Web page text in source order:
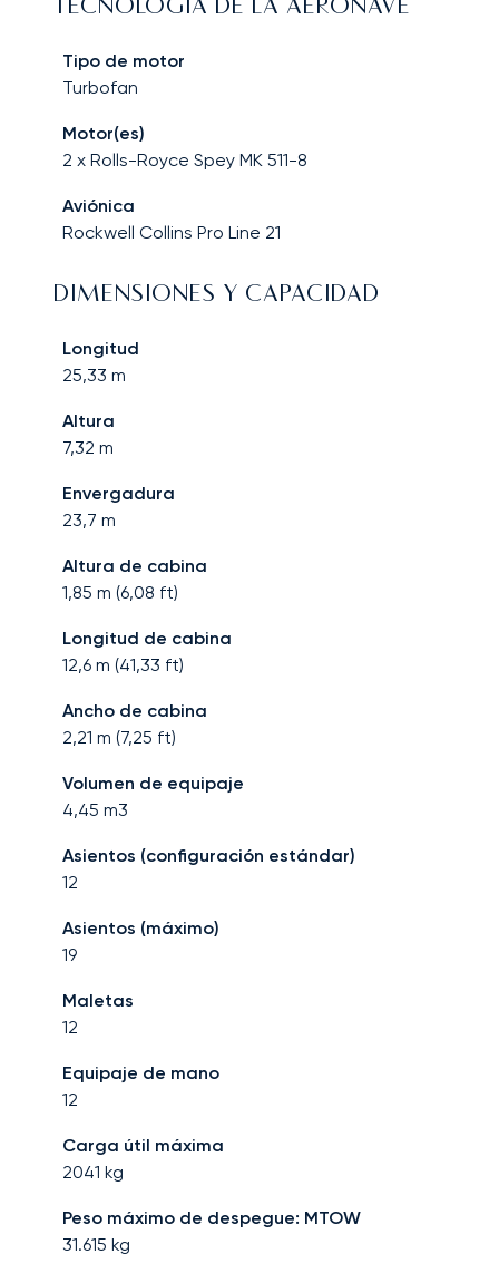
TECNOLOGÍA DE LA AERONAVE
Tipo de motor
Turbofan
Motor(es)
2 x Rolls-Royce Spey MK 511-8
Aviónica
Rockwell Collins Pro Line 21
DIMENSIONES Y CAPACIDAD
Longitud
25,33 m
Altura
7,32 m
Envergadura
23,7 m
Altura de cabina
1,85 m (6,08 ft)
Longitud de cabina
12,6 m (41,33 ft)
Ancho de cabina
2,21 m (7,25 ft)
Volumen de equipaje
4,45 m3
Asientos (configuración estándar)
12
Asientos (máximo)
19
Maletas
12
Equipaje de mano
12
Carga útil máxima
2041 kg
Peso máximo de despegue: MTOW
31.615 kg